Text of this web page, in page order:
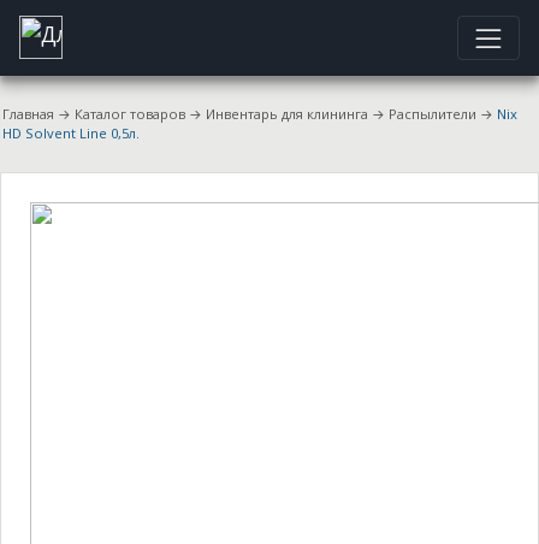
Главная → Каталог товаров → Инвентарь для клининга → Распылители → Nix
HD Solvent Line 0,5л.